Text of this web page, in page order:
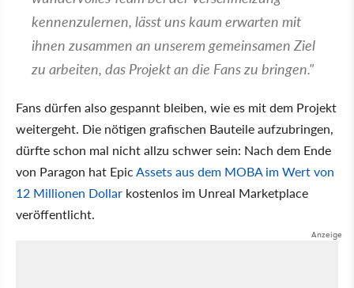
kennenzulernen, lässt uns kaum erwarten mit
ihnen zusammen an unserem gemeinsamen Ziel
zu arbeiten, das Projekt an die Fans zu bringen."
Fans dürfen also gespannt bleiben, wie es mit dem Projekt
weitergeht. Die nötigen grafischen Bauteile aufzubringen,
dürfte schon mal nicht allzu schwer sein: Nach dem Ende
von Paragon hat EpicAssets aus dem MOBA im Wert von
12 Millionen Dollar kostenlos im Unreal Marketplace
veröffentlicht.